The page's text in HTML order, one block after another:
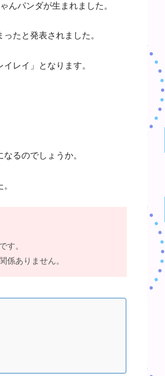
んパンダが生まれました。
たと発表されました。
レイ」となります。
るのでしょうか。
す。
係ありません。